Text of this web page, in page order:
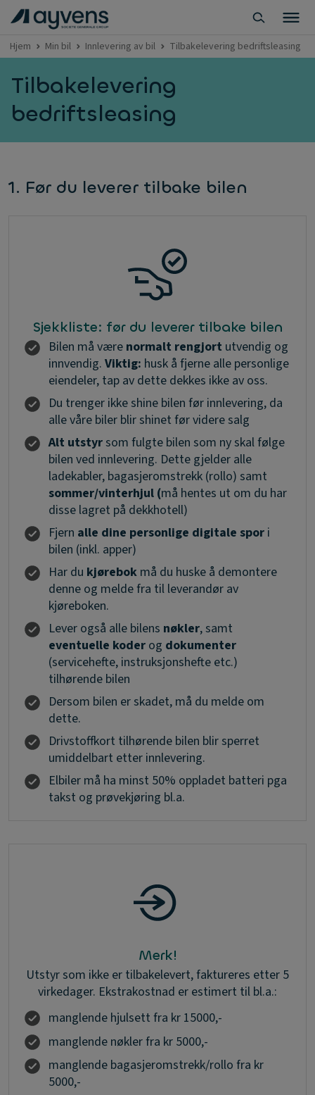
Hjem Min bil Innlevering av bil Tilbakelevering bedriftsleasing
Tilbakelevering
bedriftsleasing
1. Før du leverer tilbake bilen
Sjekkliste: før du leverer tilbake bilen
Bilen må være normalt rengjort utvendig og
innvendig. Viktig: husk å fjerne alle personlige
eiendeler, tap av dette dekkes ikke av oss.
Du trenger ikke shine bilen før innlevering, da
alle våre biler blir shinet før videre salg
Alt utstyrsom fulgte bilen som ny skal følge
bilen ved innlevering. Dette gjelder alle
ladekabler, bagasjeromstrekk (rollo) samt
sommer/vinterhjul (må hentes ut om du har
disse lagret på dekkhotell)
Fjern alle dine personlige digitale spor i
bilen (inkl. apper)
Har du kjørebok må du huske å demontere
denne og melde fra til leverandør av
kjøreboken.
Lever også alle bilens nøkler, samt
eventuelle koder og dokumenter
(servicehefte, instruksjonshefte etc.)
tilhørende bilen
Dersom bilen er skadet, må du melde om
dette.
Drivstoffkort tilhørende bilen blir sperret
umiddelbart etter innlevering.
Elbiler må ha minst 50% oppladet batteri pga
takst og prøvekjøring bl.a.
Merk!
Utstyr som ikke er tilbakelevert, faktureres etter 5
virkedager. Ekstrakostnad er estimert til bl.a.:
manglende hjulsett fra kr 15000,-
manglende nøkler fra kr 5000,-
manglende bagasjeromstrekk/rollo fra kr
5000,-